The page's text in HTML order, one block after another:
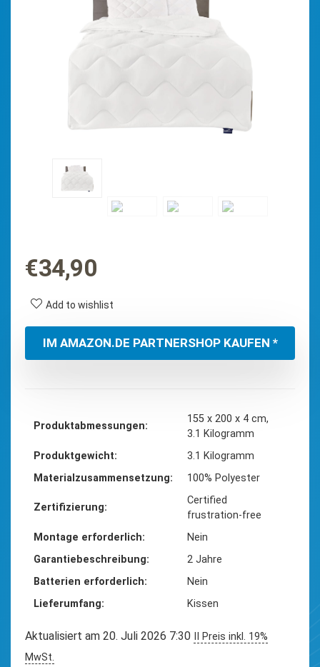
€34,90
Add to wishlist
IM AMAZON.DE PARTNERSHOP KAUFEN *
Produktabmessungen
‎155 x 200 x 4 cm,
3.1 Kilogramm
Produktgewicht
‎3.1 Kilogramm
Materialzusammensetzung
‎100% Polyester
Zertifizierung
‎Certified
frustration-free
Montage erforderlich
‎Nein
Garantiebeschreibung
‎2 Jahre
Batterien erforderlich
‎Nein
Lieferumfang
‎Kissen
Aktualisiert am 20. Juli 2026 7:30
II Preis inkl. 19%
MwSt.